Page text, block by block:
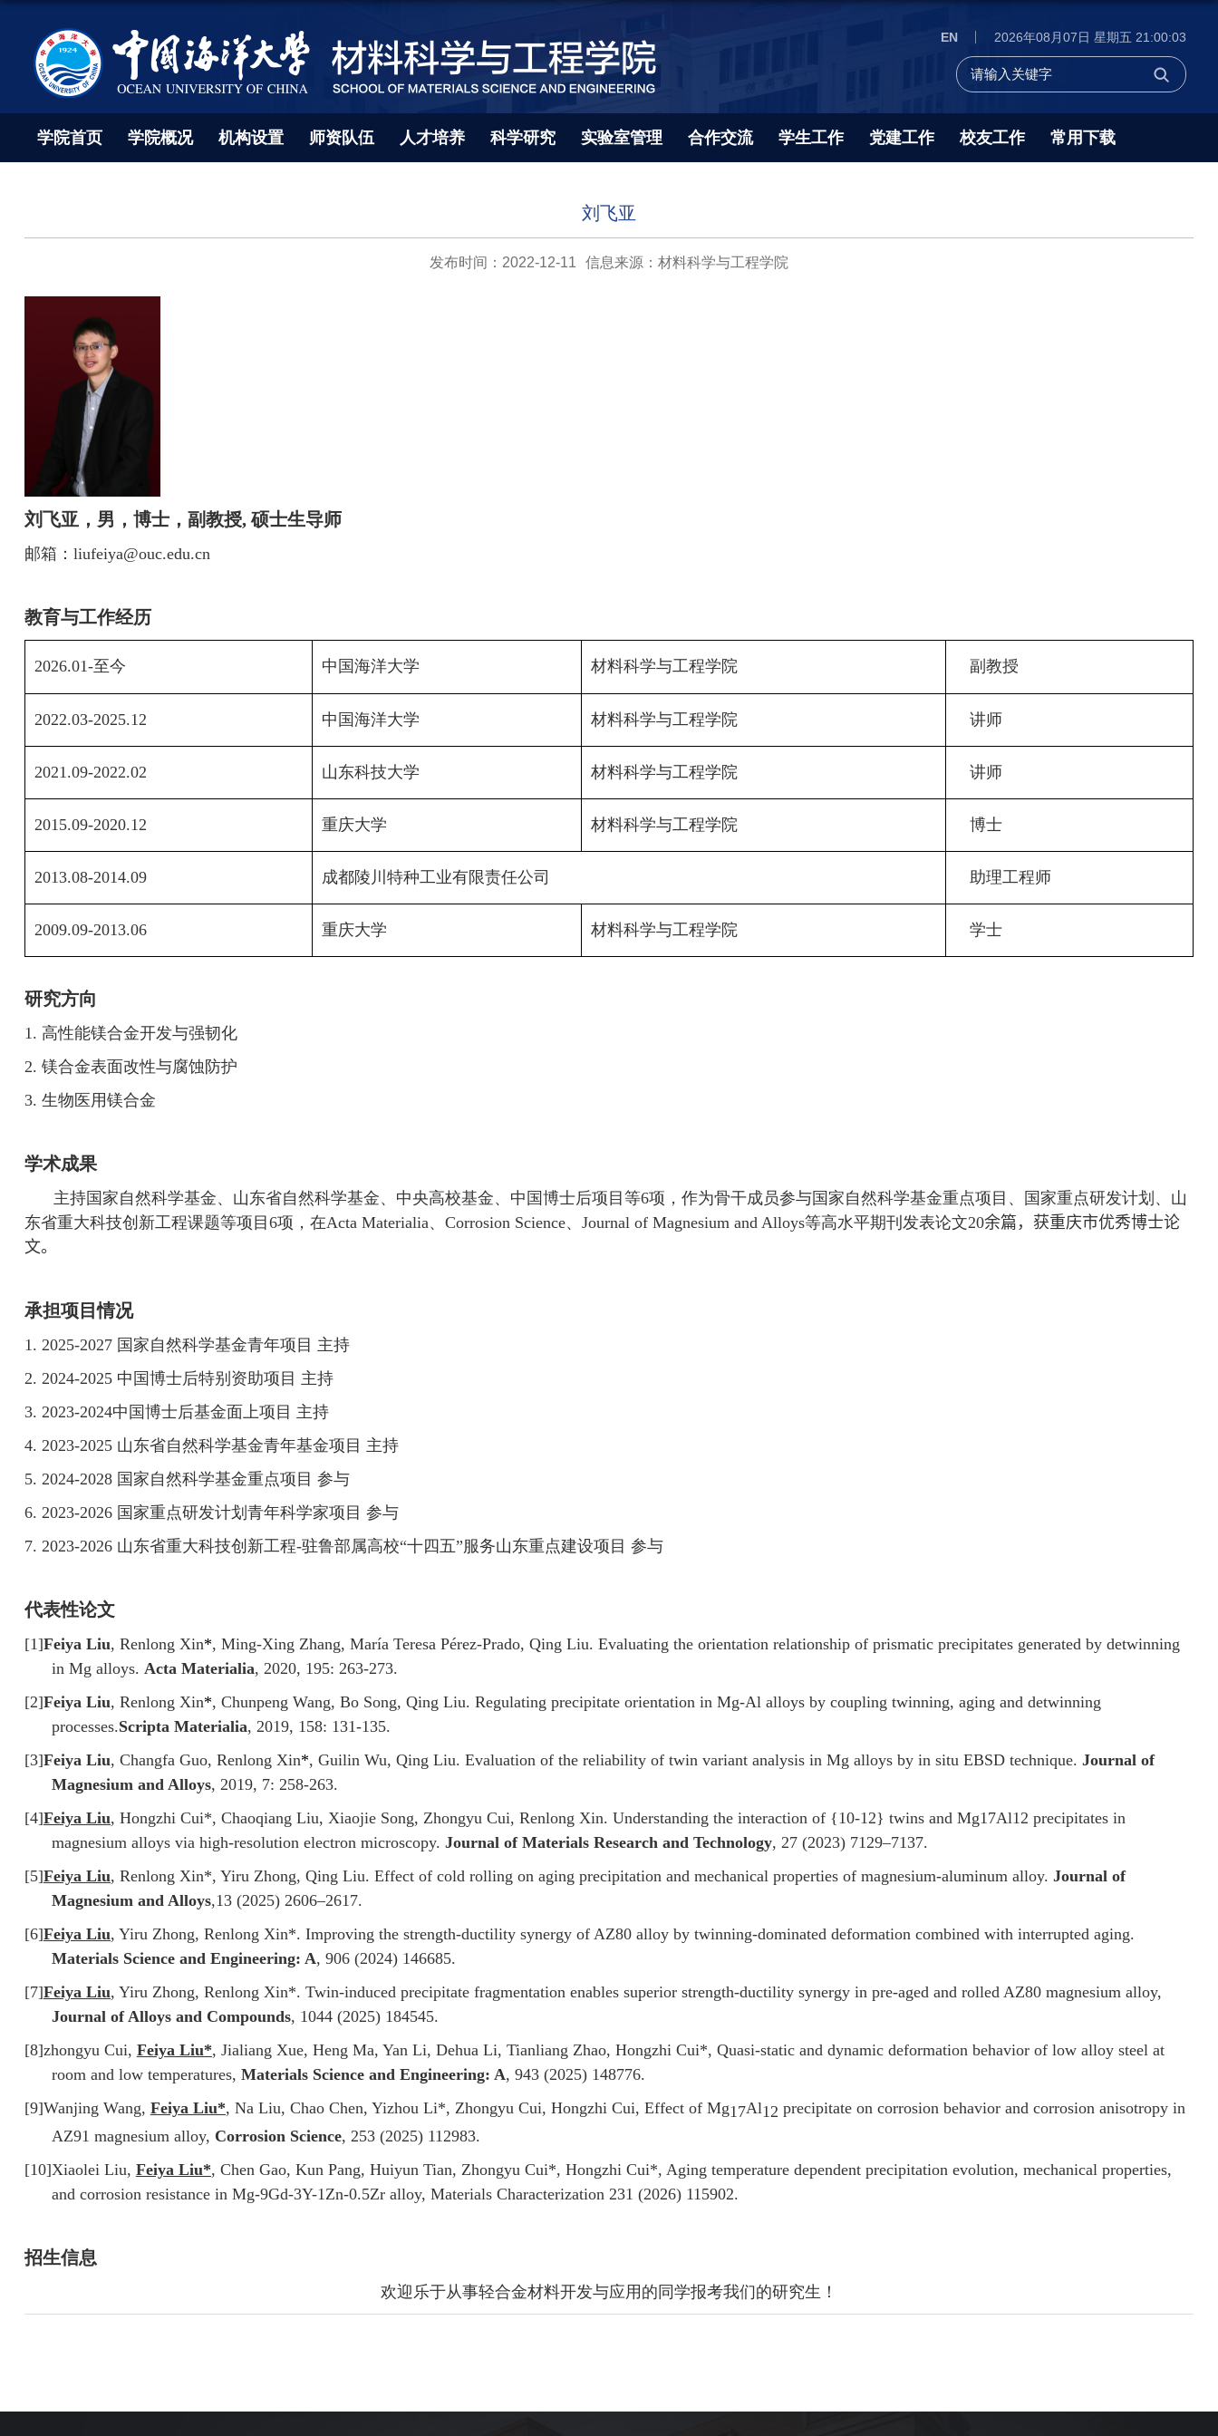
EN 2026年08月07日 星期五 21:00:04
学院首页 学院概况 机构设置 师资队伍 人才培养 科学研究 实验室管理 合作交流 学生工作 党建工作 校友工作 常用下载
刘飞亚
发布时间：2022-12-11 信息来源：材料科学与工程学院
刘飞亚，男，博士，副教授, 硕士生导师
邮箱： liufeiya@ouc.edu.cn
教育与工作经历
2026.01-至今 中国海洋大学 材料科学与工程学院 副教授
2022.03-2025.12 中国海洋大学 材料科学与工程学院 讲师
2021.09-2022.02 山东科技大学 材料科学与工程学院 讲师
2015.09-2020.12 重庆大学 材料科学与工程学院 博士
2013.08-2014.09 成都陵川特种工业有限责任公司 助理工程师
2009.09-2013.06 重庆大学 材料科学与工程学院 学士
研究方向
1. 高性能镁合金开发与强韧化
2. 镁合金表面改性与腐蚀防护
3. 生物医用镁合金
学术成果
主持国家自然科学基金、山东省自然科学基金、中央高校基金、中国博士后项目等6项，作为骨干成员参与国家自然科学基金重点项目、国家重点研发计划、山
东省重大科技创新工程课题等项目 6项，在Acta Materialia、 Corrosion Science、 Journal of Magnesium and Alloys等高水平期刊发表论文20余篇 ，获重庆市优秀博士论
文。
承担项目情况
1. 2025-2027 国家自然科学基金青年项目 主持
2. 2024-2025 中国博士后特别资助项目 主持
3. 2023-2024中国博士后基金面上项目 主持
4. 2023-2025 山东省自然科学基金青年基金项目 主持
5. 2024-2028 国家自然科学基金重点项目 参与
6. 2023-2026 国家重点研发计划青年科学家项目 参与
7. 2023-2026 山东省重大科技创新工程-驻鲁部属高校“十四五”服务山东重点建设项目 参与
代表性论文
[1]Feiya Liu, Renlong Xin*, Ming-Xing Zhang, María Teresa Pérez-Prado, Qing Liu. Evaluating the orientation relationship of prismatic precipitates generated by detwinning
in Mg alloys. Acta Materialia, 2020, 195: 263-273.
[2]Feiya Liu, Renlong Xin*, Chunpeng Wang, Bo Song, Qing Liu. Regulating precipitate orientation in Mg-Al alloys by coupling twinning, aging and detwinning
processes.Scripta Materialia, 2019, 158: 131-135.
[3]Feiya Liu, Changfa Guo, Renlong Xin*, Guilin Wu, Qing Liu. Evaluation of the reliability of twin variant analysis in Mg alloys by in situ EBSD technique. Journal of
Magnesium and Alloys, 2019, 7: 258-263.
[4]Feiya Liu, Hongzhi Cui*, Chaoqiang Liu, Xiaojie Song, Zhongyu Cui, Renlong Xin. Understanding the interaction of {10-12} twins and Mg17Al12 precipitates in
magnesium alloys via high-resolution electron microscopy. Journal of Materials Research and Technology, 27 (2023) 7129–7137.
[5]Feiya Liu, Renlong Xin*, Yiru Zhong, Qing Liu. Effect of cold rolling on aging precipitation and mechanical properties of magnesium-aluminum alloy. Journal of
Magnesium and Alloys,13 (2025) 2606–2617.
[6]Feiya Liu, Yiru Zhong, Renlong Xin*. Improving the strength-ductility synergy of AZ80 alloy by twinning-dominated deformation combined with interrupted aging.
Materials Science and Engineering: A, 906 (2024) 146685.
[7]Feiya Liu, Yiru Zhong, Renlong Xin*. Twin-induced precipitate fragmentation enables superior strength-ductility synergy in pre-aged and rolled AZ80 magnesium alloy,
Journal of Alloys and Compounds, 1044 (2025) 184545.
[8]zhongyu Cui, Feiya Liu*, Jialiang Xue, Heng Ma, Yan Li, Dehua Li, Tianliang Zhao, Hongzhi Cui*, Quasi-static and dynamic deformation behavior of low alloy steel at
room and low temperatures, Materials Science and Engineering: A, 943 (2025) 148776.
[9]Wanjing Wang, Feiya Liu*, Na Liu, Chao Chen, Yizhou Li*, Zhongyu Cui, Hongzhi Cui, Effect of Mg17Al12 precipitate on corrosion behavior and corrosion anisotropy in
AZ91 magnesium alloy, Corrosion Science, 253 (2025) 112983.
[10]Xiaolei Liu, Feiya Liu*, Chen Gao, Kun Pang, Huiyun Tian, Zhongyu Cui*, Hongzhi Cui*, Aging temperature dependent precipitation evolution, mechanical properties,
and corrosion resistance in Mg-9Gd-3Y-1Zn-0.5Zr alloy, Materials Characterization 231 (2026) 115902.
招生信息
欢迎乐于从事轻合金材料开发与应用的同学报考我们的研究生！